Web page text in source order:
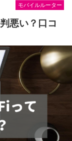
モバイルルーター
悪い？口コ